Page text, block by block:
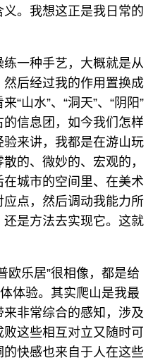
。我想这正是我日常的
一种手艺，大概就是从
后经过我的作用置换成
“山水”、“洞天”、“阴阳”
信息团，如今我们怎样
来讲，我都是在游山玩
的、微妙的、宏观的，
城市的空间里、在美术
点，然后调动我能力所
是方法去实现它。这就
欧乐居”很相像，都是给
体验。其实爬山是我最
非常综合的感知，涉及
这些相互对立又随时可
快感也来自于人在这些